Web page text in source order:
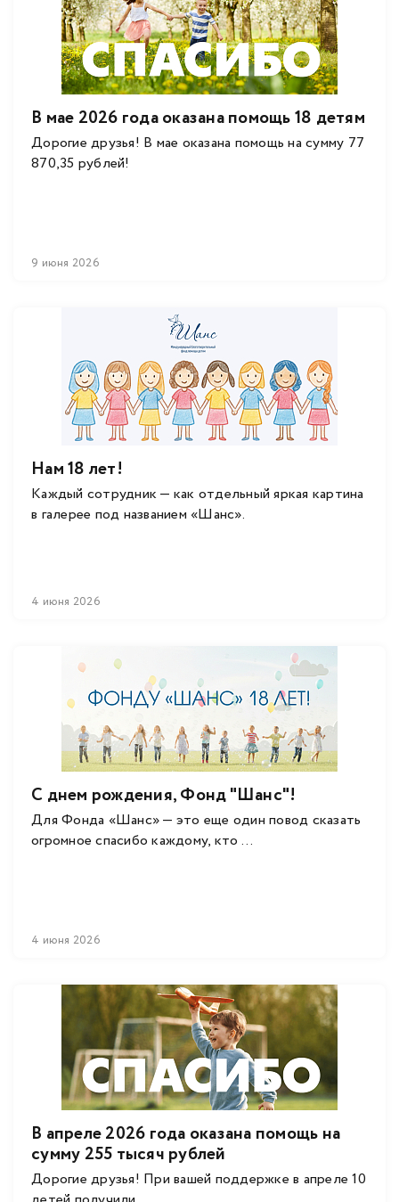
В мае 2026 года оказана помощь 18 детям
Дорогие друзья! В мае оказана помощь на сумму 77
870,35 рублей!
9 июня 2026
Нам 18 лет!
Каждый сотрудник — как отдельный яркая картина
в галерее под названием «Шанс».
4 июня 2026
С днем рождения, Фонд "Шанс"!
Для Фонда «Шанс» — это еще один повод сказать
огромное спасибо каждому, кто ...
4 июня 2026
В апреле 2026 года оказана помощь на
сумму 255 тысяч рублей
Дорогие друзья! При вашей поддержке в апреле 10